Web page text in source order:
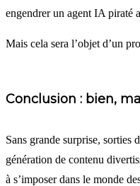
engendrer un agent IA piraté
Mais cela sera l’objet d’un
Conclusion : bien,
Sans grande surprise, sorties
génération de contenu
à s’imposer dans le monde